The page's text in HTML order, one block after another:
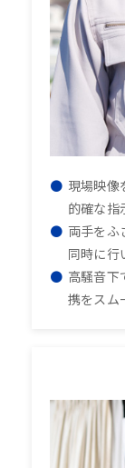
現場映像
的確な指
両手をふ
同時に行
高騒音下
携をスム